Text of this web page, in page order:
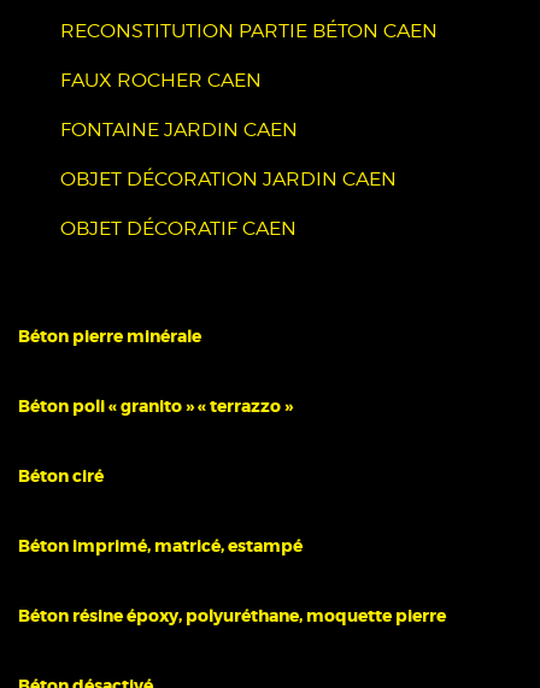
RECONSTITUTION PARTIE BÉTON CAEN
FAUX ROCHER CAEN
FONTAINE JARDIN CAEN
OBJET DÉCORATION JARDIN CAEN
OBJET DÉCORATIF CAEN
Béton pierre minérale
Béton poli « granito » « terrazzo »
Béton ciré
Béton imprimé, matricé, estampé
Béton résine époxy, polyuréthane, moquette pierre